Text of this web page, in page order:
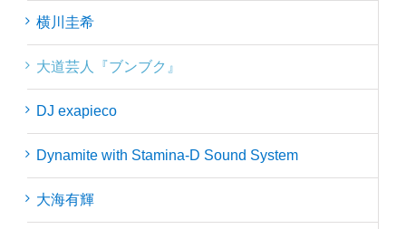
横川圭希
大道芸人『ブンブク』
DJ exapieco
Dynamite with Stamina-D Sound System
大海有輝